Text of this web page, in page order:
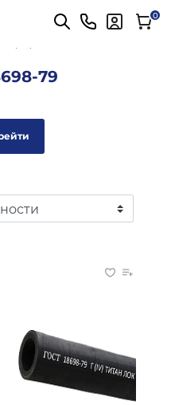
Подробнее 0
79